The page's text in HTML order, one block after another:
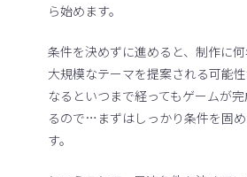
ら始めます。
条件を決めずに進めると、制作に
大規模なテーマを提案される可能
なるといつまで経ってもゲームが
るので…まずはしっかり条件を固
す。